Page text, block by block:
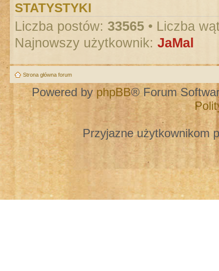
STATYSTYKI
Liczba postów: 33565 • Liczba
Najnowszy użytkownik: JaMal
Strona główna forum
Powered by phpBB® Forum
Przyjazne użytkownikom